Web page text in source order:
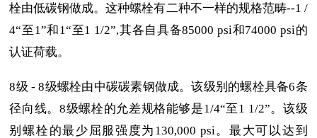
栓由低碳钢做成。这种螺栓有二种不一样的规格范畴--1 /
4“至1”和1“至1 1/2”,其各自具备85000 psi和74000 psi的
认证荷载。
8级 - 8级螺栓由中碳碳素钢做成。该级别的螺栓具备6条
径向线。8级螺栓的允差规格能够是1/4“至1 1/2”。该级
别螺栓的最少屈服强度为130,000 psi。最大可以达到